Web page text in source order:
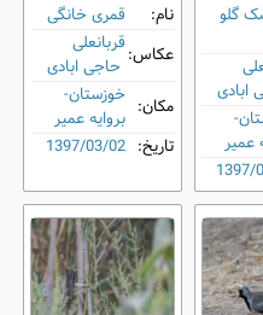
گلو
ابادی
عمیر
1397/
نام:
قمری خانگی
عکاس:قربانعلی
حاجی ابادی
مکان: خوزستان-
بروایه عمیر
تاریخ: 1397/03/02